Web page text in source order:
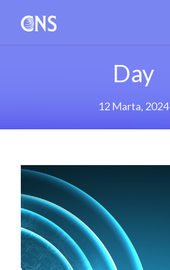
Day
12 Marta, 2024